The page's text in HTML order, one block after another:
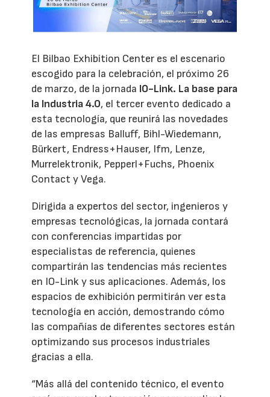
El Bilbao Exhibition Center es el escenario
escogido para la celebración, el próximo 26
de marzo, de la jornada IO-Link. La base para
la Industria 4.0, el tercer evento dedicado a
esta tecnología, que reunirá las novedades
de las empresas Balluff, Bihl-Wiedemann,
Bürkert, Endress+Hauser, Ifm, Lenze,
Murrelektronik, Pepperl+Fuchs, Phoenix
Contact y Vega.
Dirigida a expertos del sector, ingenieros y
empresas tecnológicas, la jornada contará
con conferencias impartidas por
especialistas de referencia, quienes
compartirán las tendencias más recientes
en IO-Link y sus aplicaciones. Además, los
espacios de exhibición permitirán ver esta
tecnología en acción, demostrando cómo
las compañías de diferentes sectores están
optimizando sus procesos industriales
gracias a ella.
“Más allá del contenido técnico, el evento